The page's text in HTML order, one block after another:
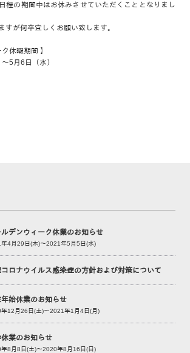
程の期間中はお休みさせていただくこととなりまし
すが何卒宜しくお願い致します。
休暇期間 】
5月6日（水）
ルデンウィーク休業のお知らせ
4月29日(木)～2021年5月5日(水)
ロナウイルス感染症の方針および対策について
始休業のお知らせ
12月26日(土)～2021年1月4日(月)
休業のお知らせ
8月8日(土)～2020年8月16日(日)